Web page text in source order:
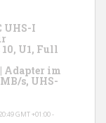
UHS-I
U1, Full
Adapter im
s, UHS-
GMT +01:00 -